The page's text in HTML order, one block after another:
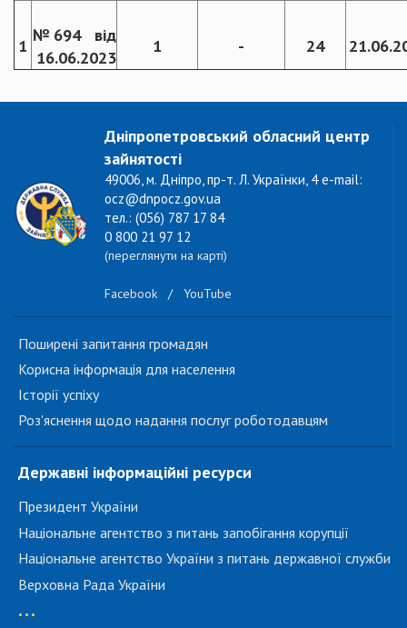
1
№ 694 від
16.06.2023
1 - 24
Дніпропетровський обласний центр
зайнятості
49006, м. Дніпро, пр-т. Л. Українки, 4 e-mail:
ocz@dnpocz.gov.ua
тел.: (056) 787 17 84
0 800 21 97 12
(переглянути на карті)
Facebook / YouTube
Поширені запитання громадян
Корисна інформація для населення
Історії успіху
Роз'яснення щодо надання послуг роботодавцям
Державні інформаційні ресурси
Президент України
Національне агентство з питань запобігання корупції
Національне агентство України з питань державної служби
Верховна Рада України
...